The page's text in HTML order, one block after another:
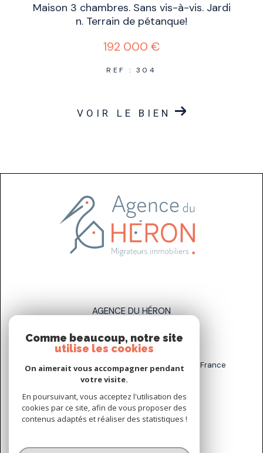
Maison 3 chambres. Sans vis-à-vis. Jardi
n. Terrain de pétanque!
192 000 €
REF : 304
VOIR LE BIEN
AGENCE DU HÉRON
07 83 89 58 93
sarah.stahl@agenceduheron.fr
6 bis Rue de la Grande Maison, 77890 Arville, France
NOUS SUIVRE SUR
Comme beaucoup, notre site
utilise les cookies
On aimerait vous accompagner pendant
votre visite.
En poursuivant, vous acceptez l'utilisation des
cookies par ce site, afin de vous proposer des
contenus adaptés et réaliser des statistiques !